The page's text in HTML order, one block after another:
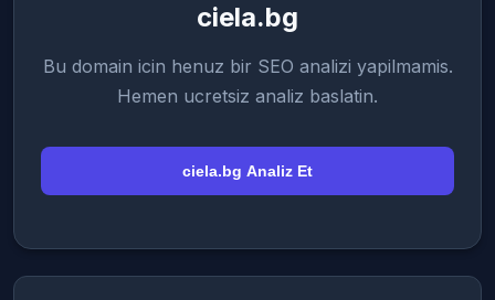
ciela.bg
Bu domain icin henuz bir SEO analizi yapilmamis.
Hemen ucretsiz analiz baslatin.
ciela.bg Analiz Et